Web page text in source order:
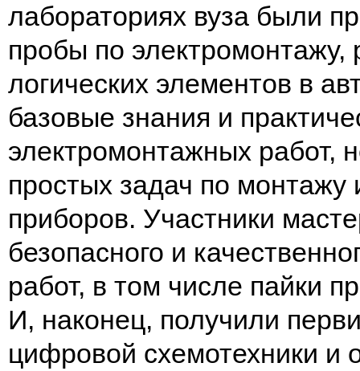
лабораториях вуза были
пробы по
логических элементов в
базовые знания и
электромонтажных работ,
простых задач по
приборов. Участники
безопасного и
работ, в том числе пайки
И, наконец, получили
цифровой схемотехники и